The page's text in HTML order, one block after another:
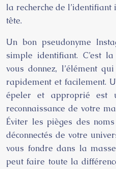
la recherche de
tête.
Un bon pseudonyme
simple identifiant. C’est
vous donnez, l’élément
rapidement et facilement.
épeler et approprié est
reconnaissance de votre
Éviter les pièges des
déconnectés de votre
vous fondre dans la
peut faire toute la